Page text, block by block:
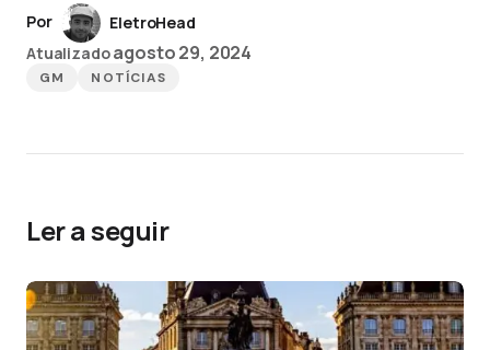
Por
EletroHead
Atualizadoagosto 29, 2024
GM NOTÍCIAS
Ler a seguir